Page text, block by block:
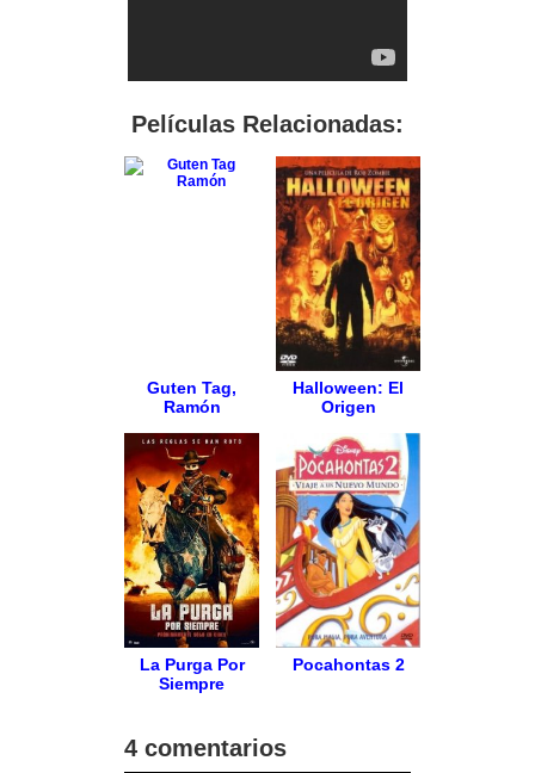
Películas Relacionadas:
Guten Tag,
Ramón
Halloween: El
Origen
La Purga Por
Siempre
Pocahontas 2
4 comentarios